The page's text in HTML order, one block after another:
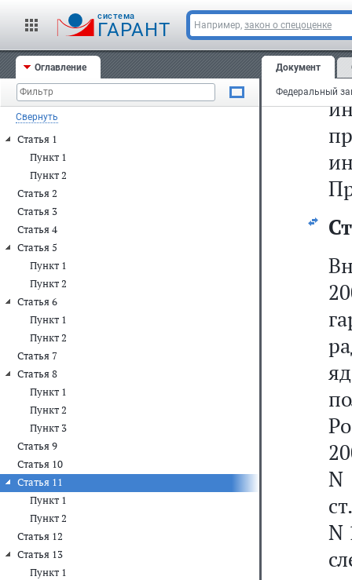
cистема
ГАРАНТ Например, закон о спецоценке
Оглавление
Свернуть
Статья 1
Пункт 1
Пункт 2
Статья 2
Статья 3
Статья 4
Статья 5
Пункт 1
Пункт 2
Статья 6
Пункт 1
Пункт 2
Статья 7
Статья 8
Пункт 1
Пункт 2
Пункт 3
Статья 9
Статья 10
Статья 11
Пункт 1
Пункт 2
Статья 12
Статья 13
Пункт 1
Документ
N
N